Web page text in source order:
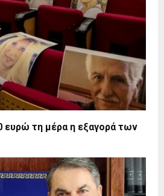
ευρώ τη μέρα η εξαγορά των